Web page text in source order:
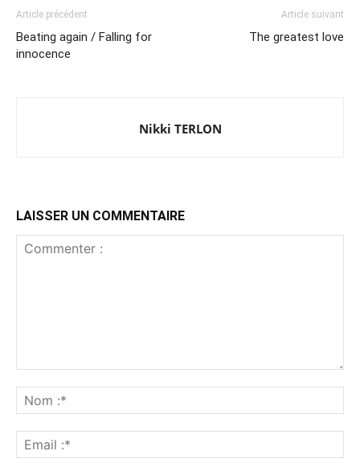
Article précédent
Beating again / Falling for
innocence
Article suivant
The greatest love
Nikki TERLON
LAISSER UN COMMENTAIRE